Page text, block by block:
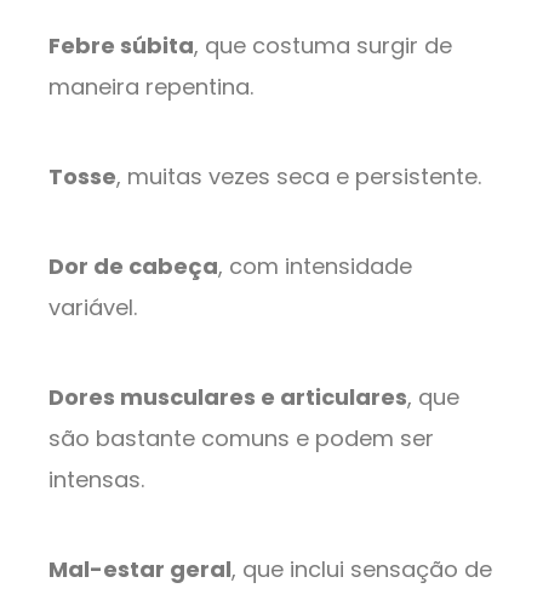
Febre súbita, que costuma surgir de
maneira repentina.
Tosse, muitas vezes seca e persistente.
Dor de cabeça, com intensidade
variável.
Dores musculares e articulares, que
são bastante comuns e podem ser
intensas.
Mal-estar geral, que inclui sensação de